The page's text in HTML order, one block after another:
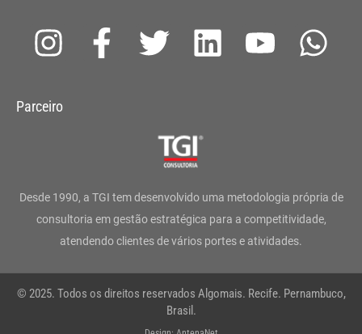
I
s
g
r
a
m
F
a
o
o
k
-
T
t
e
r
L
d
i
n
Y
b
e
W
a
p
Parceiro
Desde 1990, a TGI tem desenvolvido uma metodologia própria de
consultoria em gestão estratégica para a competitividade,
atendendo clientes de vários portes e atividades.
© 2025. Todos os direitos reservados Algomais. Recife. Pernambuco,
Brasil.